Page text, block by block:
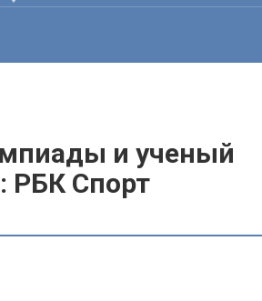
и ученый
РБК Спорт